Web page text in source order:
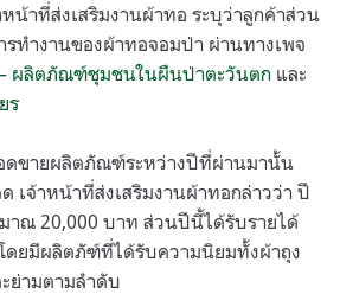
น้าที่ส่งเสริมงานผ้าทอ ระบุว่าลูกค้าส่วน
ทำงานของผ้าทอจอมป่า ผ่านทางเพจ
ผลิตภัณฑ์ชุมชนในผืนป่าตะวันตก และ
ร
ดขายผลิตภัณฑ์ระหว่างปีที่ผ่านมานั้น
เจ้าหน้าที่ส่งเสริมงานผ้าทอกล่าวว่า ปี
าณ 20,000 บาท ส่วนปีนี้ได้รับรายได้
ดยมีผลิตภัฑ์ที่ได้รับความนิยมทั้งผ้าถุง
ย่ามตามลำดับ